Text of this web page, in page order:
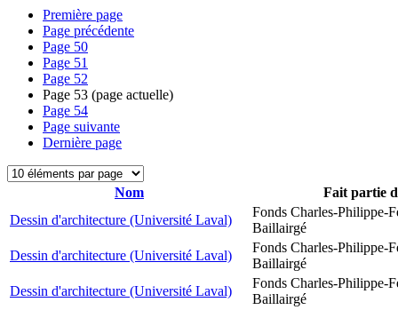
Première page
Page précédente
Page 50
Page 51
Page 52
Page 53 (page actuelle)
Page 54
Page suivante
Dernière page
Nom
Fait partie
Dessin d'architecture (Université Laval)
Fonds Charles-Philippe-
Baillairgé
Dessin d'architecture (Université Laval)
Fonds Charles-Philippe-
Baillairgé
Dessin d'architecture (Université Laval)
Fonds Charles-Philippe-
Baillairgé